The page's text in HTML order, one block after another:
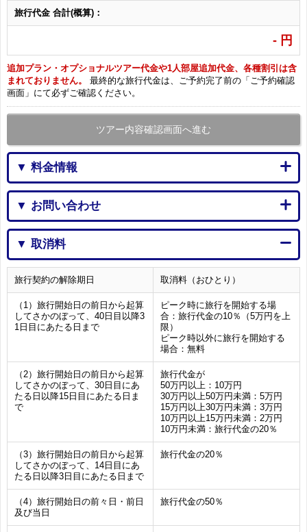
旅行代金 合計(概算)：
- 円
追加プラン・オプショナルツアー代金や1人部屋追加代金、各種割引は含
まれておりません。
最終的な旅行代金は、ご予約完了前の「ご予約確認
画面」にて必ずご確認ください。
ツアー内容確認画面へ進む
▼ 料金情報
▼ お問い合わせ
▼ 取消料
旅行契約の解除期日 取消料（おひとり）
（1）旅行開始日の前日から起算
してさかのぼって、40日目以降3
1日目にあたる日まで
ピーク時に旅行を開始する場
合：旅行代金の10％（5万円を上
限）
ピーク時以外に旅行を開始する
場合：無料
（2）旅行開始日の前日から起算
してさかのぼって、30日目にあ
たる日以降15日目にあたる日ま
で
旅行代金が
50万円以上：10万円
30万円以上50万円未満：5万円
15万円以上30万円未満：3万円
10万円以上15万円未満：2万円
10万円未満：旅行代金の20％
（3）旅行開始日の前日から起算
してさかのぼって、14日目にあ
たる日以降3日目にあたる日まで
旅行代金の20％
（4）旅行開始日の前々日・前日
及び当日
旅行代金の50％